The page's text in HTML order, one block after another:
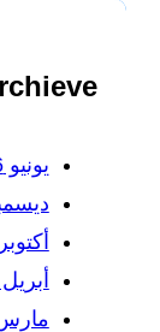
يونيو 2026
ديسمبر
أكتوبر
أبريل
مارس